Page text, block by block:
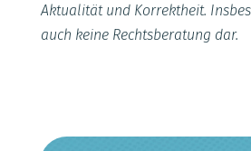
Aktualität und Korrektheit.
auch keine Rechtsberatung dar.